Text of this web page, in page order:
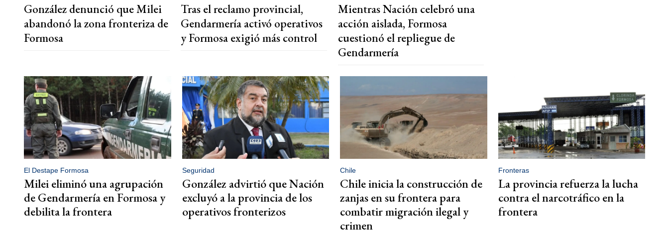
González denunció que Milei
abandonó la zona fronteriza de
Formosa
Tras el reclamo provincial,
Gendarmería activó operativos
y Formosa exigió más control
Mientras Nación celebró una
acción aislada, Formosa
cuestionó el repliegue de
Gendarmería
El Destape Formosa
Milei eliminó una agrupación
de Gendarmería en Formosa y
debilita la frontera
Seguridad
González advirtió que Nación
excluyó a la provincia de los
operativos fronterizos
Chile
Chile inicia la construcción de
zanjas en su frontera para
combatir migración ilegal y
crimen
Fronteras
La provincia refuerza la lucha
contra el narcotráfico en la
frontera